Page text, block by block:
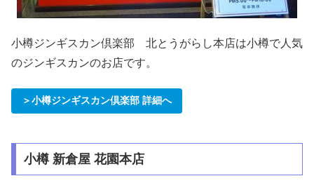
小樽ジンギスカン倶楽部 北とうがらし本店は小樽で人気
のジンギスカンのお店です。
＞小樽ジンギスカン倶楽部 詳細へ
小樽 新倉屋 花園本店